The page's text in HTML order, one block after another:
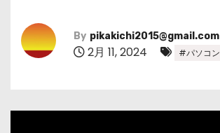
By pikakichi2015@gmail.com
2月 11, 2024 #パソコン